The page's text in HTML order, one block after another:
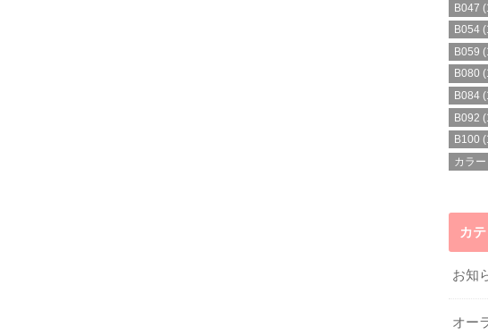
B047
B054
B059
B080
B084
B092
B100
カラ
カ
お知
オー